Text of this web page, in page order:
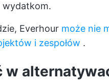
wydatkom.
Everhour może nie
i zespołów .